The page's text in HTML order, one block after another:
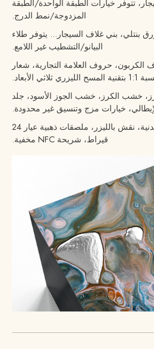
من 25 إلى 500 سيجار، تتوفر خيارات الطبقة الواحدة/الطبقة
المزدوجة/نمط الدرج.
بنتلي، بني غلاف السيجار... يتوفر طلاء
البيانو/التشطيب غير اللامع.
الكربون، حروف العلامة التجارية، شعار
خشب الكرز، خشب الجوز الأسود، جلد
الإيطالي، خيارات مزج وتنسيق غير محدودة.
خيارات الشعار: شارة معدنية، نقش بالليزر، ملصقات ذهبية عيار 24
قيراط، شريحة NFC مخفية.